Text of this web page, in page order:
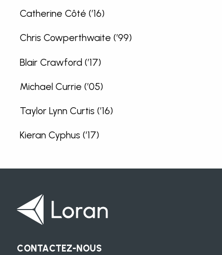
Catherine Côté (’16)
Chris Cowperthwaite (’99)
Blair Crawford (’17)
Michael Currie (’05)
Taylor Lynn Curtis (’16)
Kieran Cyphus (’17)
CONTACTEZ-NOUS